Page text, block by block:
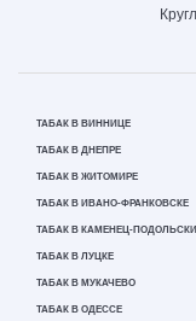
ТАБАК В ВИННИЦЕ
ТАБАК В ДНЕПРЕ
ТАБАК В ЖИТОМИРЕ
ТАБАК В ИВАНО-ФРАНКОВСКЕ
ТАБАК В КАМЕНЕЦ-
ТАБАК В ЛУЦКЕ
ТАБАК В МУКАЧЕВО
ТАБАК В ОДЕССЕ